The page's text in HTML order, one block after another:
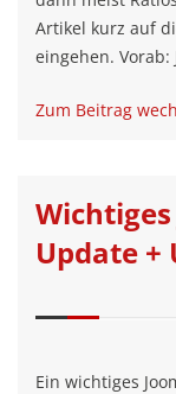
Artikel kurz auf
eingehen.
Zum Beitrag
Update +
Ein wichtiges